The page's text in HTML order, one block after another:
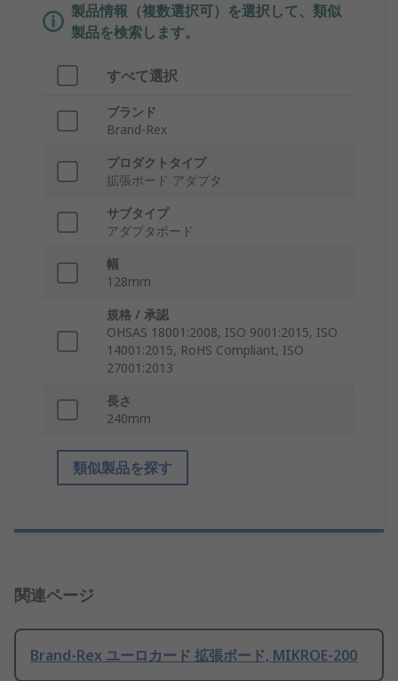
製品情報（複数選択可）を選択して、類似
製品を検索します。
すべて選択
ブランド
Brand-Rex
プロダクトタイプ
拡張ボード アダプタ
サブタイプ
アダプタボード
幅
128mm
規格 / 承認
OHSAS 18001:2008, ISO 9001:2015, ISO
14001:2015, RoHS Compliant, ISO
27001:2013
長さ
240mm
類似製品を探す
関連ページ
Brand-Rex ユーロカード 拡張ボード, MIKROE-200